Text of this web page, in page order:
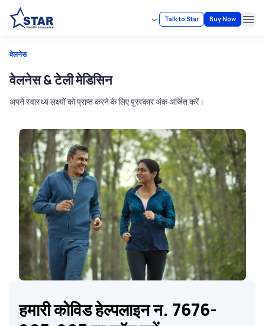
Talk to Star Buy Now
वेलनेस
वेलनेस & टेली मेडिसिन
अपने स्वास्थ्य लक्ष्यों को प्राप्त करने के लिए पुरस्कार अंक अर्जित करें।
हमारी कोविड हेल्पलाइन न. 7676-